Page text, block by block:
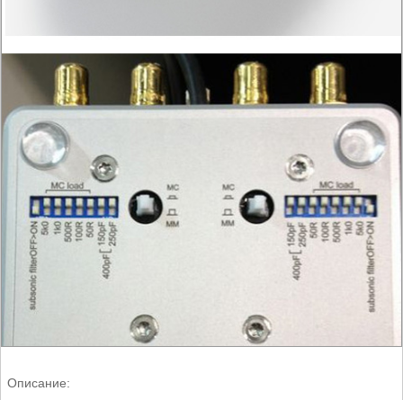
Описание: